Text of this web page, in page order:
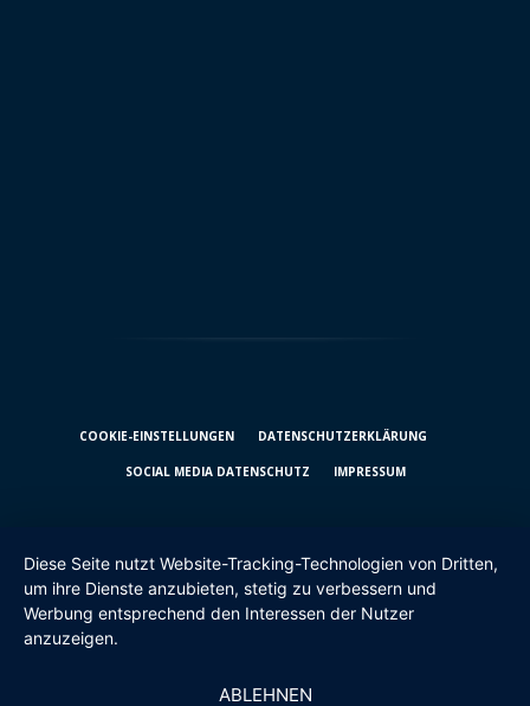
COOKIE-EINSTELLUNGEN DATENSCHUTZ­ERKLÄRUNG
SOCIAL MEDIA DATENSCHUTZ IMPRESSUM
Diese Seite nutzt Website-Tracking-Technologien von Dritten,
um ihre Dienste anzubieten, stetig zu verbessern und
Werbung entsprechend den Interessen der Nutzer
anzuzeigen.
ABLEHNEN